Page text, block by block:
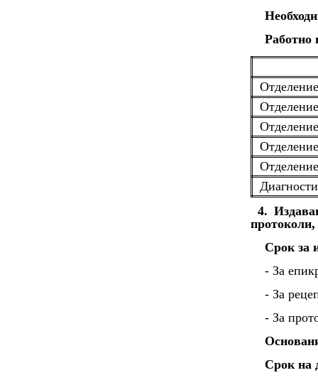
Работно
4.
протоколи,
Срок за
- За
- За
- За
Срок на